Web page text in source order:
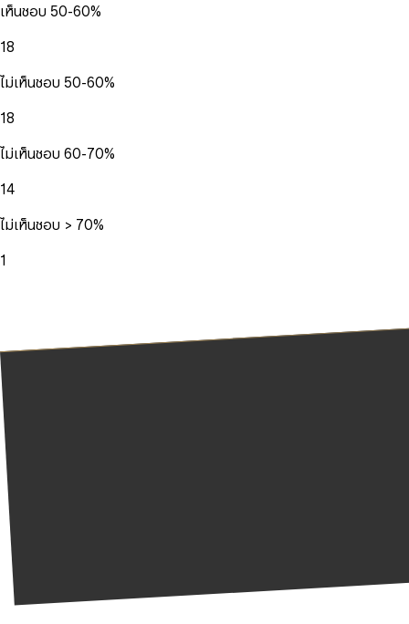
เห็นชอบ 50-60%
18
ไม่เห็นชอบ 50-60%
18
ไม่เห็นชอบ 60-70%
14
ไม่เห็นชอบ > 70%
1